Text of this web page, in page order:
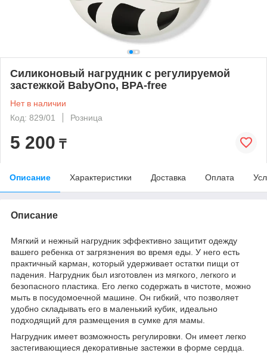
Силиконовый нагрудник с регулируемой
застежкой BabyOno, BPA-free
Нет в наличии
Код: 829/01
Розница
5 200 ₸
Описание Характеристики Доставка Оплата
Описание
Мягкий и нежный нагрудник эффективно защитит одежду
вашего ребенка от загрязнения во время еды. У него есть
практичный карман, который удерживает остатки пищи от
падения. Нагрудник был изготовлен из мягкого, легкого и
безопасного пластика. Его легко содержать в чистоте, можно
мыть в посудомоечной машине. Он гибкий, что позволяет
удобно складывать его в маленький кубик, идеально
подходящий для размещения в сумке для мамы.
Нагрудник имеет возможность регулировки. Он имеет легко
застегивающиеся декоративные застежки в форме сердца.